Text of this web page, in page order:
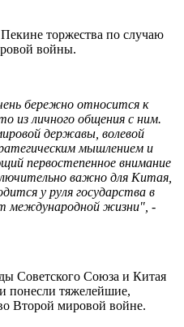
торжества по случаю
войны.
бережно относится к
из личного общения с ним.
державы, волевой
мышлением и
первостепенное внимание
важно для Китая,
у руля государства в
международной жизни", -
Советского Союза и Китая
понесли тяжелейшие,
Второй мировой войне.